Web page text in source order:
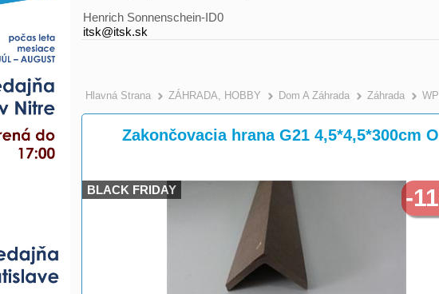
Henrich Sonnenschein-ID0
itsk@itsk.sk
Hlavná Strana >
ZÁHRADA, HOBBY >
Dom A Záhrada Záhrada
Zakončovacia hrana G21 4,5*4,5*300cm
BLACK FRIDAY -